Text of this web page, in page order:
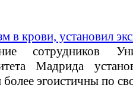
в крови, установил
сотрудников
Мадрида
эгоистичны по